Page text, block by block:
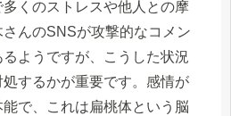
くのストレスや他人との摩
んのSNSが攻撃的なコメン
るようですが、こうした状況
するかが重要です。感情が
で、これは扁桃体という脳